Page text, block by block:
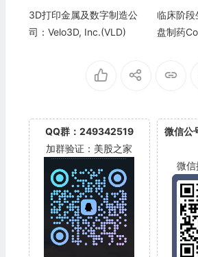
3D打印金属及数字制造公
司：Velo3D, Inc.(VLD)
临床阶段
盘制药
QQ群：249342519
加群验证：美股之家
微信公
微